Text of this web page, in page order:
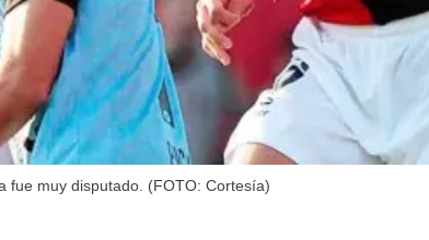
fue muy disputado. (FOTO: Cortesía)